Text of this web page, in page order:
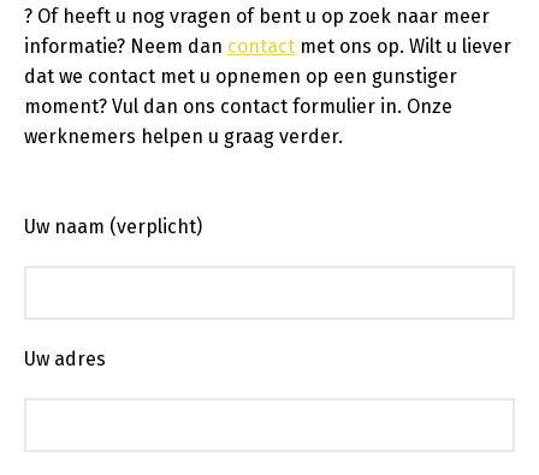
? Of heeft u nog vragen of bent u op zoek naar meer
informatie? Neem dan contact met ons op. Wilt u liever
dat we contact met u opnemen op een gunstiger
moment? Vul dan ons contact formulier in. Onze
werknemers helpen u graag verder.
Uw naam (verplicht)
Uw adres